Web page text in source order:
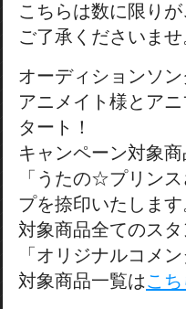
こちらは数に限り
ご了承くださいませ
オーディションソ
アニメイト様とア
タート！
キャンペーン対象
「うたの☆プリン
プを捺印いたします
対象商品全てのス
「オリジナルコメ
対象商品一覧はこち